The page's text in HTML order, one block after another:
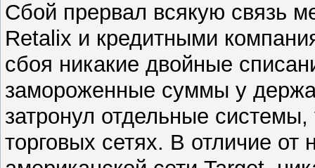
Сбой прервал всякую связь
Retalix и кредитными
сбоя никакие двойные
замороженные суммы у
затронул отдельные
торговых сетях. В отличие